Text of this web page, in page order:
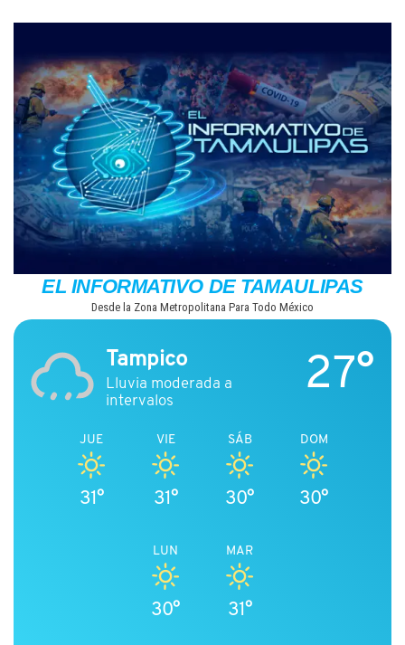
contenido
EL INFORMATIVO DE TAMAULIPAS
Desde la Zona Metropolitana Para Todo México
Tampico
Lluvia moderada a
intervalos
27°
JUE
31°
VIE
31°
SÁB
30°
DOM
30°
LUN
30°
MAR
31°